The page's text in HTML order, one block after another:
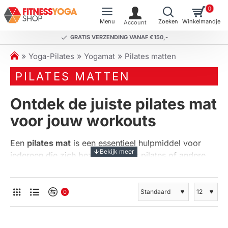
GRATIS VERZENDING VANAF €150,-
0
h
o
m
Yoga-Pilates Yogamat Pilates matten
PILATES MATTEN
Ontdek de juiste pilates mat
voor jouw workouts
Een pilates mat is een essentieel hulpmiddel voor
iedereen die zich bezighoudt met pilates of andere
ondersteuning, maar ook de nodige grip om je
oefeningen effectief uit te voeren. In deze tekst gaan
we dieper in op het belang van de juiste pilatesmat,
0